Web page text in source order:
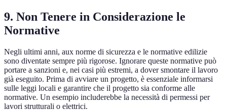
9. Non Tenere in Considerazione le
Normative
Negli ultimi anni, aux norme di sicurezza e le normative edilizie
sono diventate sempre più rigorose. Ignorare queste normative può
portare a sanzioni e, nei casi più estremi, a dover smontare il lavoro
già eseguito. Prima di avviare un progetto, è essenziale informarsi
sulle leggi locali e garantire che il progetto sia conforme alle
normative. Un esempio includerebbe la necessità di permessi per
lavori strutturali o elettrici.